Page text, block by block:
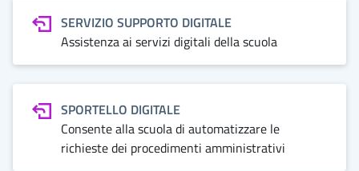
SERVIZIO SUPPORTO DIGITALE
Assistenza ai servizi digitali della scuola
SPORTELLO DIGITALE
Consente alla scuola di automatizzare le
richieste dei procedimenti amministrativi